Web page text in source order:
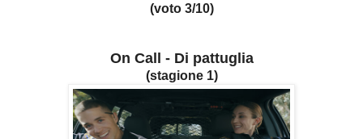
(voto 3/10)
On Call - Di pattuglia
(stagione 1)